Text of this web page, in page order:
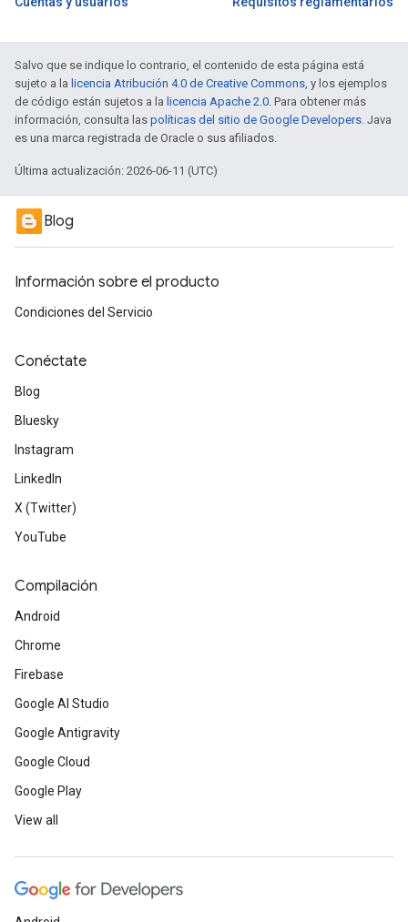
Salvo que se indique lo contrario, el contenido de esta página está
sujeto a la licencia Atribución 4.0 de Creative Commons , y los ejemplos
de código están sujetos a la licencia Apache 2.0 . Para obtener más
información, consulta las políticas del sitio de Google Developers . Java
es una marca registrada de Oracle o sus afiliados.
Última actualización: 2026-06-11 (UTC)
Blog
Información sobre el producto
Condiciones del Servicio
Conéctate
Blog
Bluesky
Instagram
LinkedIn
X (Twitter)
YouTube
Compilación
Android
Chrome
Firebase
Google AI Studio
Google Antigravity
Google Cloud
Google Play
View all